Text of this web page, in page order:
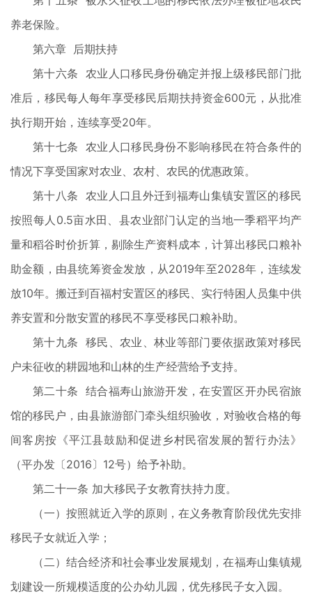
养老保险。
第六章 后期扶持
第十六条 农业人口移民身份确定并报上级移民部门批
准后，移民每人每年享受移民后期扶持资金600元，从批准
执行期开始，连续享受20年。
第十七条 农业人口移民身份不影响移民在符合条件的
情况下享受国家对农业、农村、农民的优惠政策。
第十八条 农业人口且外迁到福寿山集镇安置区的移民
按照每人0.5亩水田、县农业部门认定的当地一季稻平均产
量和稻谷时价折算，剔除生产资料成本，计算出移民口粮补
助金额，由县统筹资金发放，从2019年至2028年，连续发
放10年。搬迁到百福村安置区的移民、实行特困人员集中供
养安置和分散安置的移民不享受移民口粮补助。
第十九条 移民、农业、林业等部门要依据政策对移民
户未征收的耕园地和山林的生产经营给予支持。
第二十条 结合福寿山旅游开发，在安置区开办民宿旅
馆的移民户，由县旅游部门牵头组织验收，对验收合格的每
间客房按《平江县鼓励和促进乡村民宿发展的暂行办法》
（平办发〔2016〕12号）给予补助。
第二十一条 加大移民子女教育扶持力度。
（一）按照就近入学的原则，在义务教育阶段优先安排
移民子女就近入学；
（二）结合经济和社会事业发展规划，在福寿山集镇规
划建设一所规模适度的公办幼儿园，优先移民子女入园。